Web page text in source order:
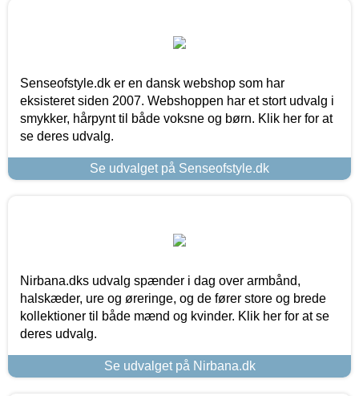
Senseofstyle.dk er en dansk webshop som har
eksisteret siden 2007. Webshoppen har et stort udvalg i
smykker, hårpynt til både voksne og børn. Klik her for at
se deres udvalg.
Se udvalget på Senseofstyle.dk
Nirbana.dks udvalg spænder i dag over armbånd,
halskæder, ure og øreringe, og de fører store og brede
kollektioner til både mænd og kvinder. Klik her for at se
deres udvalg.
Se udvalget på Nirbana.dk